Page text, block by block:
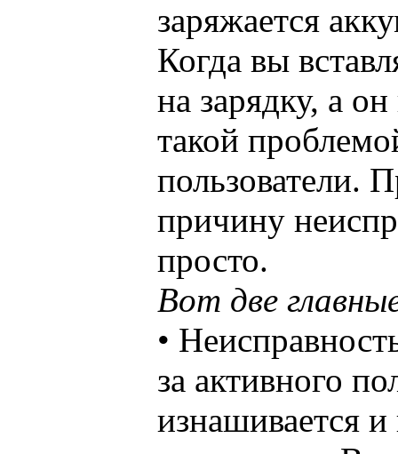
заряжается
Когда вы
на зарядку, а
такой
пользователи.
причину
просто.
Вот две
•
за активного
изнашивается